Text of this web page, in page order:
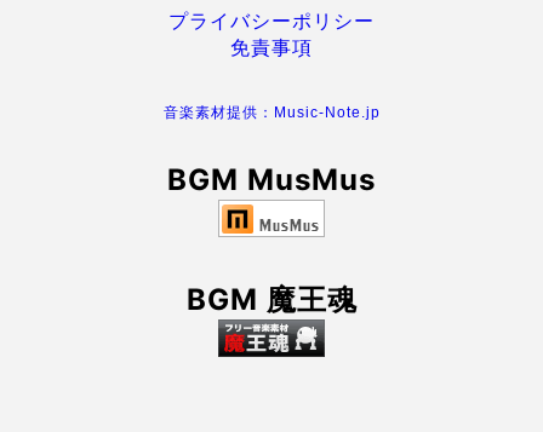
プライバシーポリシー
免責事項
音楽素材提供：Music-Note.jp
BGM MusMus
BGM 魔王魂